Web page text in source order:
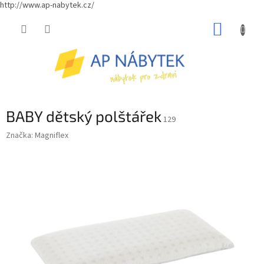
http://www.ap-nabytek.cz/
BABY dětský polštářek 129
Značka: Magniflex